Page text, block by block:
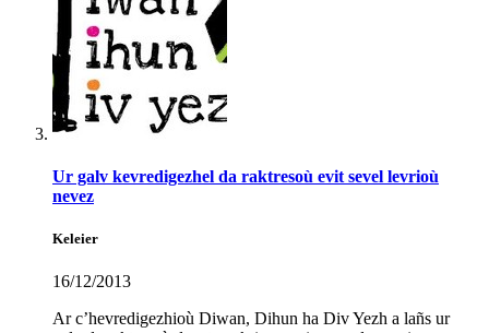
Ur galv kevredigezhel da raktresoù evit sevel levrioù
nevez
Keleier
16/12/2013
Ar c’hevredigezhioù Diwan, Dihun ha Div Yezh a lañs ur